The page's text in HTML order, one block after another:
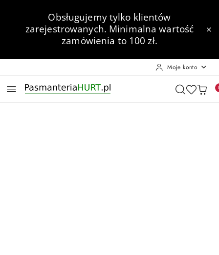
Przejdź do treści głównej
Przejdź do wyszukiwarki
Przejdź do moje konto
Przejdź do menu głównego
Przejdź do opisu produktu
Przejdź do stopki
Obsługujemy tylko klientów
zarejestrowanych. Minimalna wartość
zamówienia to 100 zł.
Moje konto